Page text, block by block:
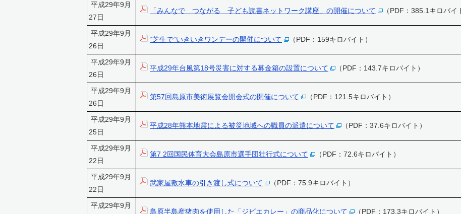
平成29年9月
27日
「みんなで つながる 子ども読書ネットワーク講座」の開催について （PDF：385.1キロバイ
平成29年9月
26日
“芝生で”いきいきワンデーの開催について （PDF：159キロバイト）
平成29年9月
26日
平成29年台風第18号災害に対する募金箱の設置について （PDF：143.7キロバイト）
平成29年9月
26日
第57回島原市美術展覧会開会式の開催について （PDF：121.5キロバイト）
平成29年9月
25日
平成28年熊本地震による被災地域への職員の派遣について （PDF：37.6キロバイト）
平成29年9月
22日
第7 2回国民体育大会島原市選手団壮行式について （PDF：72.6キロバイト）
平成29年9月
22日
武家屋敷水車の引き渡し式について （PDF：75.9キロバイト）
平成29年9月
島原半島産猪肉を使用した「ジビエカレー」の商品化について （PDF：173.3キロバイト）